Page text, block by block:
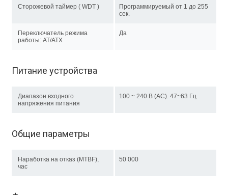
Сторожевой таймер ( WDT )
Программируемый от 1 до 255
сек.
Переключатель режима
работы: AT/ATX
Да
Питание устройства
Диапазон входного
напряжения питания
100 ~ 240 B (AC). 47~63 Гц
Общие параметры
Наработка на отказ (MTBF),
час
50 000